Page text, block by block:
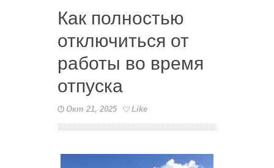
Как полностью
отключиться от
работы во время
отпуска
Окт 21, 2025 Like